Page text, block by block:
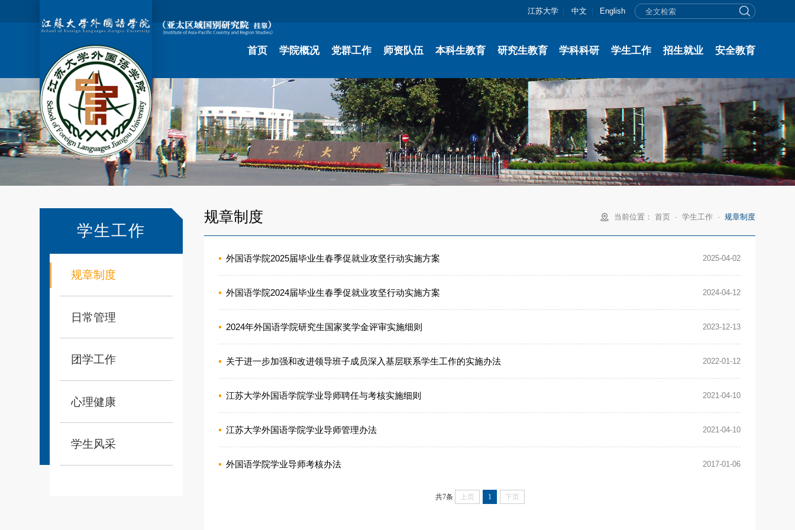
江苏大学 中文 English
首页 学院概况 党群工作 师资队伍 本科生教育 研究生教育 学科科研 学生工作 招生就业 安全教育
学生工作
规章制度
日常管理
团学工作
心理健康
学生风采
当前位置： 首页· 学生工作· 规章制度
规章制度
外国语学院2025届毕业生春季促就业攻坚行动实施方案 2025-04-02
外国语学院2024届毕业生春季促就业攻坚行动实施方案 2024-04-12
2024年外国语学院研究生国家奖学金评审实施细则 2023-12-13
关于进一步加强和改进领导班子成员深入基层联系学生工作的实施办法 2022-01-12
江苏大学外国语学院学业导师聘任与考核实施细则 2021-04-10
江苏大学外国语学院学业导师管理办法 2021-04-10
外国语学院学业导师考核办法 2017-01-06
共7条 上页 1 下页